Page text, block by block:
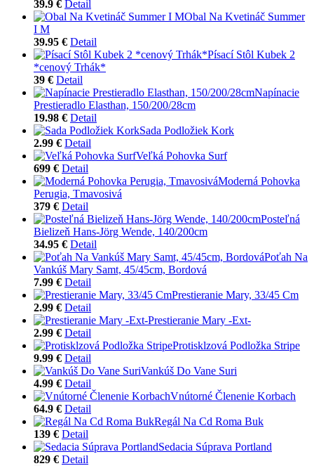
39.9 € Detail
Obal Na Kvetináč Summer
I M
39.95 € Detail
Písací Stôl Kubek 2
*cenový Trhák*
39 € Detail
Napínacie
Prestieradlo Elasthan, 150/200/28cm
19.98 € Detail
Sada Podložiek Kork
2.99 € Detail
Veľká Pohovka Surf
699 € Detail
Moderná Pohovka
Perugia, Tmavosivá
379 € Detail
Posteľná
Bielizeň Hans-Jörg Wende, 140/200cm
34.95 € Detail
Poťah Na
Vankúš Mary Samt, 45/45cm, Bordová
7.99 € Detail
Prestieranie Mary, 33/45 Cm
2.99 € Detail
Prestieranie Mary -Ext-
2.99 € Detail
Protisklzová Podložka Stripe
9.99 € Detail
Vankúš Do Vane Suri
4.99 € Detail
Vnútorné Členenie Korbach
64.9 € Detail
Regál Na Cd Roma Buk
139 € Detail
Sedacia Súprava Portland
829 € Detail